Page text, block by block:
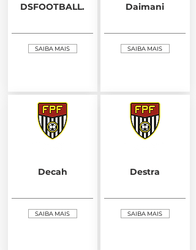
DSFOOTBALL.
SAIBA MAIS
Decah
SAIBA MAIS
Daimani
SAIBA MAIS
Destra
SAIBA MAIS